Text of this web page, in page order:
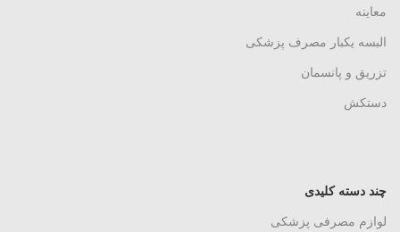
معاینه
البسه یکبار مصرف پزشکی
تزریق و پانسمان
دستکش
چند دسته کلیدی
لوازم مصرفی پزشکی